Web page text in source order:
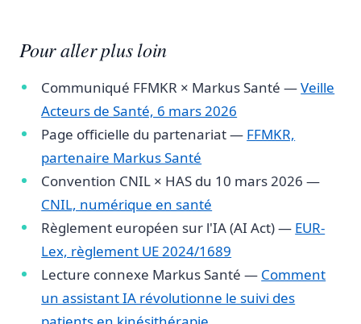
Pour aller plus loin
Communiqué FFMKR × Markus Santé —Veille
Acteurs de Santé, 6 mars 2026
Page officielle du partenariat — FFMKR,
partenaire Markus Santé
Convention CNIL × HAS du 10 mars 2026 —
CNIL, numérique en santé
Règlement européen sur l'IA (AI Act) — EUR-
Lex, règlement UE 2024/1689
Lecture connexe Markus Santé — Comment
un assistant IA révolutionne le suivi des